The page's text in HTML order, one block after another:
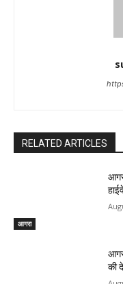
RELATED ARTICLES
आगरा
की